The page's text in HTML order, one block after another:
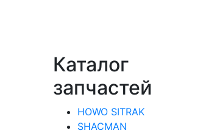
Каталог
запчастей
HOWO SITRAK
SHACMAN